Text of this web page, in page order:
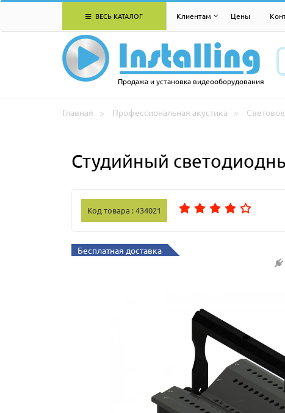
ВЕСЬ КАТАЛОГ Клиентам Цены
Продажа и установка видеооборудования
Главная Профессиональная акустика
Студийный
Код товара : 434021
Бесплатная доставка